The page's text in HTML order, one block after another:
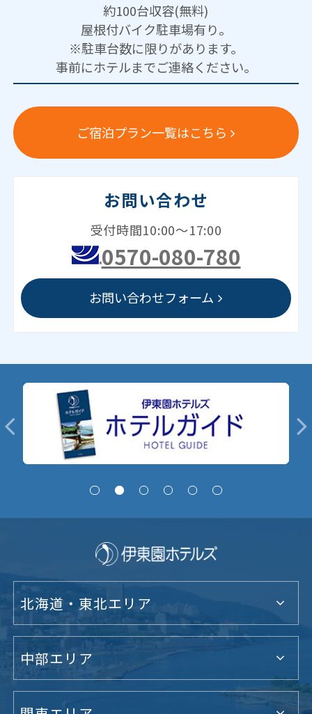
約100台収容(無料)
屋根付バイク駐車場有り。
※駐車台数に限りがあります。
事前にホテルまでご連絡ください。
ご宿泊プラン一覧はこちら
お問い合わせ
受付時間10:00～17:00
0570-080-780
お問い合わせフォーム
北海道・東北エリア
中部エリア